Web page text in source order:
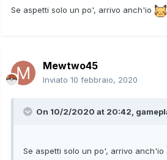
Se aspetti solo un po', arrivo anch'io
Mewtwo45
Inviato 10 febbraio, 2020
On 10/2/2020 at 20:42,
Se aspetti solo un po', arrivo anch'io